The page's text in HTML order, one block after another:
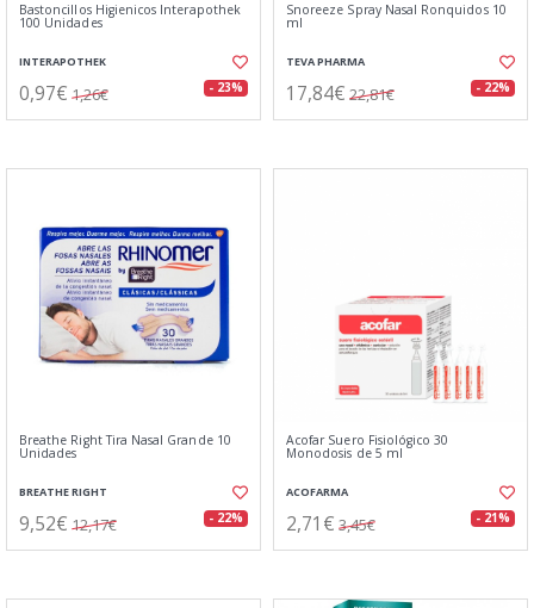
Bastoncillos Higienicos Interapothek
100 Unidades
INTERAPOTHEK
0,97€ 1,26€ - 23%
Snoreeze Spray Nasal Ronquidos 10
ml
TEVA PHARMA
17,84€ 22,81€ - 22%
Breathe Right Tira Nasal Grande 10
Unidades
BREATHE RIGHT
9,52€ 12,17€ - 22%
Acofar Suero Fisiológico 30
Monodosis de 5 ml
ACOFARMA
2,71€ 3,45€ - 21%